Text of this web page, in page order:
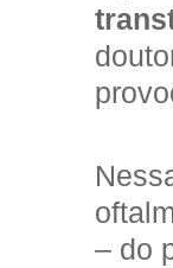
– do